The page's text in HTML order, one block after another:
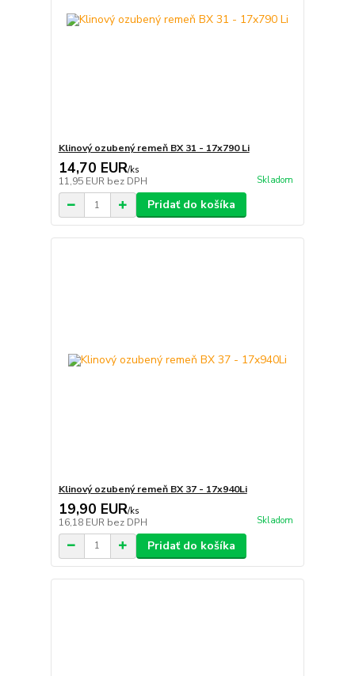
Klinový ozubený remeň BX 31 - 17x790 Li
14,70 EUR/ks
11,95 EUR bez DPH Skladom
Pridať do košíka
Klinový ozubený remeň BX 37 - 17x940Li
19,90 EUR/ks
16,18 EUR bez DPH Skladom
Pridať do košíka